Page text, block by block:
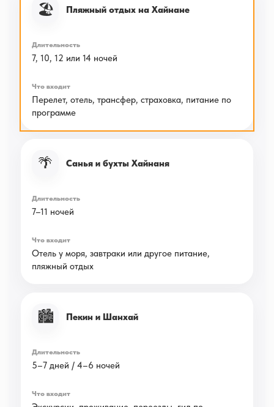
🏖️ Пляжный отдых на Хайнане
7, 10, 12 или 14 ночей
Перелет, отель, трансфер, страховка, питание по
программе
🌴 Санья и бухты Хайнаня
7–11 ночей
Отель у моря, завтраки или другое питание,
пляжный отдых
🏙️ Пекин и Шанхай
5–7 дней / 4–6 ночей